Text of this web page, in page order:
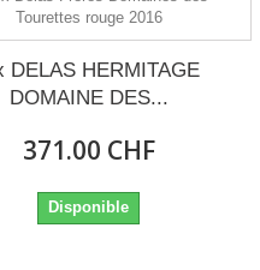
DELAS HERMITAGE
DOMAINE DES...
371.00 CHF
Disponible